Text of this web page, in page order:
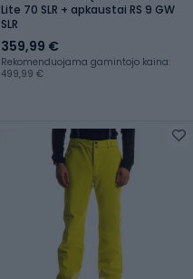
Lite 70 SLR + apkaustai RS 9 GW
SLR
359,99 €
Rekomenduojama gamintojo kaina:
499,99 €